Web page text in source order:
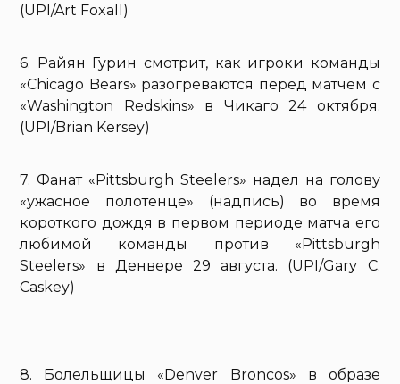
(UPI/Art Foxall)
6. Райян Гурин смотрит, как игроки команды
«Chicago Bears» разогреваются перед матчем с
«Washington Redskins» в Чикаго 24 октября.
(UPI/Brian Kersey)
7. Фанат «Pittsburgh Steelers» надел на голову
«ужасное полотенце» (надпись) во время
короткого дождя в первом периоде матча его
любимой команды против «Pittsburgh
Steelers» в Денвере 29 августа. (UPI/Gary C.
Caskey)
8. Болельщицы «Denver Broncos» в образе